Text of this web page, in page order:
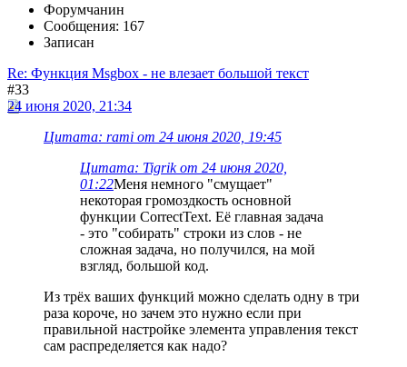
Форумчанин
Сообщения: 167
Записан
Re: Функция Msgbox - не влезает большой текст
#33
24 июня 2020, 21:34
Цитата: rami от 24 июня 2020, 19:45
Цитата: Tigrik от 24 июня 2020,
01:22Меня немного "смущает"
некоторая громоздкость основной
функции CorrectText. Её главная задача
- это "собирать" строки из слов - не
сложная задача, но получился, на мой
взгляд, большой код.
Из трёх ваших функций можно сделать одну в три
раза короче, но зачем это нужно если при
правильной настройке элемента управления текст
сам распределяется как надо?